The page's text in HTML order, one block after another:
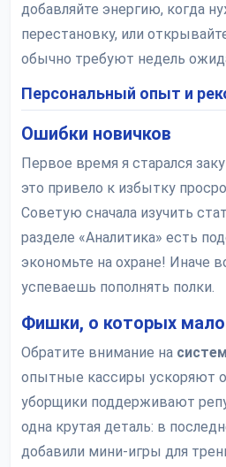
добавляйте энергию, когда
перестановку, или
обычно требуют недель
Персональный опыт и
Ошибки новичков
Первое время я старался
это привело к избытку
Советую сначала изучить
разделе «Аналитика» есть
экономьте на охране! Иначе
успеваешь пополнять полки.
Фишки, о которых мало
Обратите внимание на
опытные кассиры ускоряют
уборщики поддерживают
одна крутая деталь: в
добавили мини-игры для